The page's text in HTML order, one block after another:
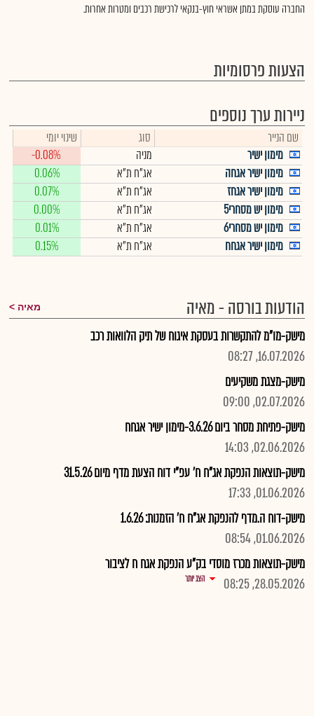
החברה עוסקת במתן אשראי חוץ-בנקאי לרכישת רכבים ומטרות אחרות.
הצעות פרסומיות
ניירות ערך נוספים
שם הנייר סוג
שינוי יומי
מימון ישיר
מניה
-0.08%
מימון ישיר אגחה
אג"ח ת"א
0.06%
מימון ישיר אגחז
אג"ח ת"א
0.07%
מימון יש מסחרי5
אג"ח ת"א
0.00%
מימון יש מסחרי6
אג"ח ת"א
0.01%
מימון ישיר אגחח
אג"ח ת"א 0.15%
הודעות בורסה - מאיה מאיה
מישק-מו"מ להתקשרות בעסקת איגוח של תיק הלוואות רכב
16.07.2026, 08:27
מישק-מצגת משקיעים
02.07.2026, 09:00
מישק-פתיחת מסחר ביום 3.6.26-מימון ישיר אגחח
02.06.2026, 14:03
מישק-תוצאות הנפקת אג"ח ח' עפ"י דוח הצעת מדף מיום 31.5.26
01.06.2026, 17:33
מישק-דוח ה.מדף להנפקת אג"ח ח' הזמנות: 1.6.26
01.06.2026, 08:54
מישק-תוצאות מכרז מוסדי בק"ע הנפקת אגח ח לציבור
28.05.2026, 08:25
הצג יותר